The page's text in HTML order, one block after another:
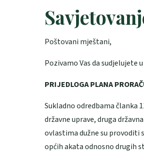
Poštovani mještani,
Pozivamo Vas da sudjelujete
PRIJEDLOGA PLANA
Sukladno odredbama članka
državne uprave, druga
ovlastima dužne su provoditi
općih akata odnosno drugih